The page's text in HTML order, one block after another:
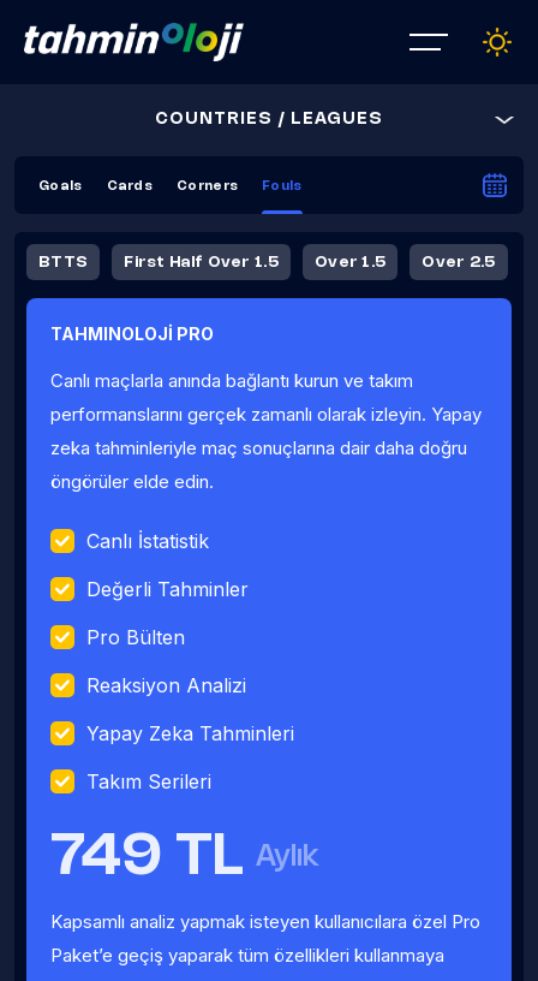
COUNTRIES / LEAGUES
Goals Cards Corners Fouls
BTTS First Half Over 1.5 Over 1.5 Over 2.5
Fouls Avg
TAHMINOLOJİ PRO
Canlı maçlarla anında bağlantı kurun ve takım
performanslarını gerçek zamanlı olarak izleyin. Yapay
zeka tahminleriyle maç sonuçlarına dair daha doğru
öngörüler elde edin.
Canlı İstatistik
Değerli Tahminler
Pro Bülten
Reaksiyon Analizi
Yapay Zeka Tahminleri
Takım Serileri
749 TL Aylık
Kapsamlı analiz yapmak isteyen kullanıcılara özel Pro
Paket’e geçiş yaparak tüm özellikleri kullanmaya